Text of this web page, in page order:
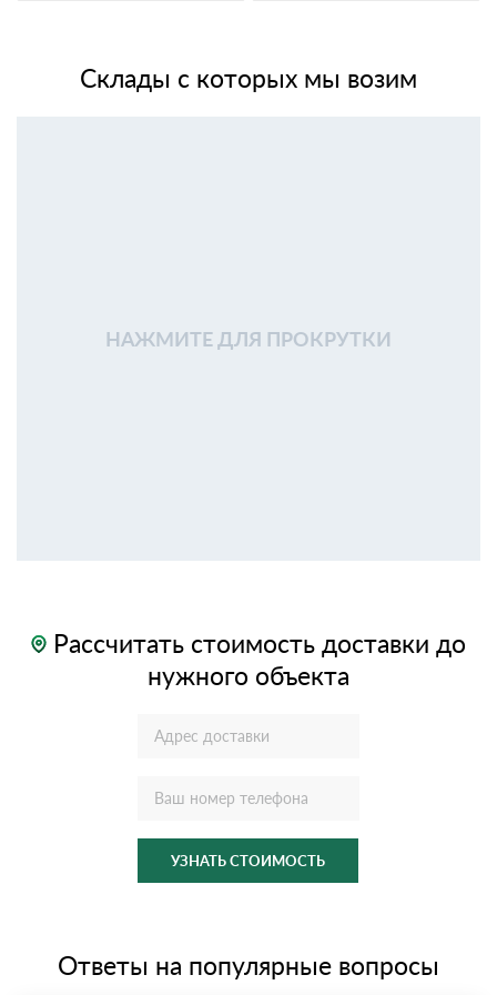
Склады с которых мы возим
НАЖМИТЕ ДЛЯ ПРОКРУТКИ
Рассчитать стоимость доставки до
нужного объекта
УЗНАТЬ СТОИМОСТЬ
Ответы на популярные вопросы